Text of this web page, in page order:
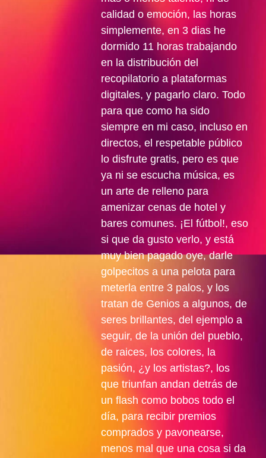
calidad o emoción, las horas
simplemente, en 3 dias he
dormido 11 horas trabajando
en la distribución del
recopilatorio a plataformas
digitales, y pagarlo claro. Todo
para que como ha sido
siempre en mi caso, incluso en
directos, el respetable público
lo disfrute gratis, pero es que
ya ni se escucha música, es
un arte de relleno para
amenizar cenas de hotel y
bares comunes. ¡El fútbol!, eso
si que da gusto verlo, y está
muy bien pagado oye, darle
golpecitos a una pelota para
meterla entre 3 palos, y los
tratan de Genios a algunos, de
seres brillantes, del ejemplo a
seguir, de la unión del pueblo,
de raices, los colores, la
pasión, ¿y los artistas?, los
que triunfan andan detrás de
un flash como bobos todo el
día, para recibir premios
comprados y pavonearse,
menos mal que una cosa si da